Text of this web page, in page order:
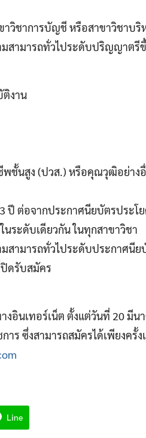
วิชาการบัญชี หรือสาขาวิชาบริ
สามารถทั่วไประดับปริญญาตรี
ติงาน
ชั้นสูง (ปวส.) หรือคุณวุฒิอย่าง
ปี ต่อจากประกาศนียบัตรประโ
ระดับเดียวกัน ในทุกสาขาวิชา
มสามารถทั่วไประดับประกาศ
ดรับสมัคร
อินเทอร์เน็ต ตั้งแต่วันที่ 20 มีน
าร ซึ่งสามารถสมัครได้เพียงครั้ง
Line